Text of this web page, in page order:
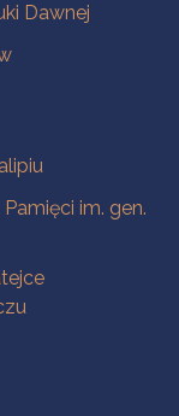
Dawnej
im. gen.